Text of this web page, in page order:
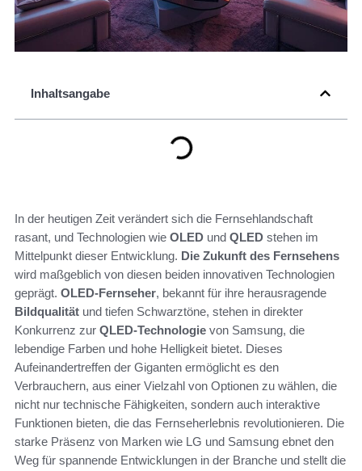
Inhaltsangabe
In der heutigen Zeit verändert sich die Fernsehlandschaft
rasant, und Technologien wie OLED und QLED stehen im
Mittelpunkt dieser Entwicklung. Die Zukunft des Fernsehens
wird maßgeblich von diesen beiden innovativen Technologien
geprägt. OLED-Fernseher, bekannt für ihre herausragende
Bildqualität und tiefen Schwarztöne, stehen in direkter
Konkurrenz zur QLED-Technologie von Samsung, die
lebendige Farben und hohe Helligkeit bietet. Dieses
Aufeinandertreffen der Giganten ermöglicht es den
Verbrauchern, aus einer Vielzahl von Optionen zu wählen, die
nicht nur technische Fähigkeiten, sondern auch interaktive
Funktionen bieten, die das Fernseherlebnis revolutionieren. Die
starke Präsenz von Marken wie LG und Samsung ebnet den
Weg für spannende Entwicklungen in der Branche und stellt die